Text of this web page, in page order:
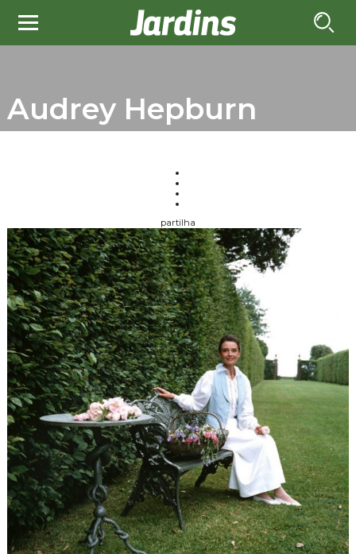
Audrey Hepburn
partilha